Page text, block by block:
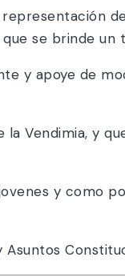
se brinde un
y apoye de
Vendimia, y
y como